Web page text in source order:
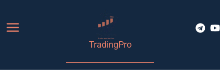
contenu
TradingPro